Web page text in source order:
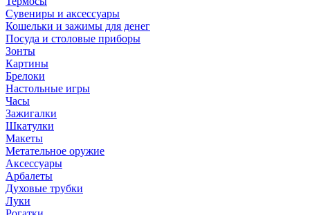
Сувениры и аксессуары
Кошельки и зажимы для денег
Посуда и столовые приборы
Зонты
Картины
Брелоки
Настольные игры
Часы
Зажигалки
Шкатулки
Макеты
Метательное оружие
Аксессуары
Арбалеты
Духовые трубки
Луки